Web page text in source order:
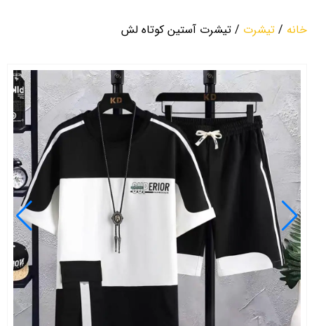
خانه / تیشرت / تیشرت آستین کوتاه لش